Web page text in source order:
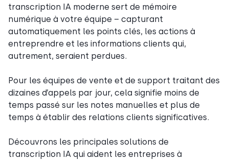
transcription IA moderne sert de mémoire
numérique à votre équipe – capturant
automatiquement les points clés, les actions à
entreprendre et les informations clients qui,
autrement, seraient perdues.
Pour les équipes de vente et de support traitant des
dizaines d’appels par jour, cela signifie moins de
temps passé sur les notes manuelles et plus de
temps à établir des relations clients significatives.
Découvrons les principales solutions de
transcription IA qui aident les entreprises à